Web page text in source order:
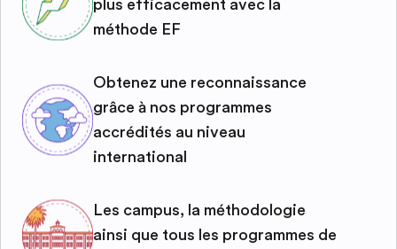
plus efficacement avec la
méthode EF
Obtenez une reconnaissance
grâce à nos programmes
accrédités au niveau
international
Les campus, la méthodologie
ainsi que tous les programmes de